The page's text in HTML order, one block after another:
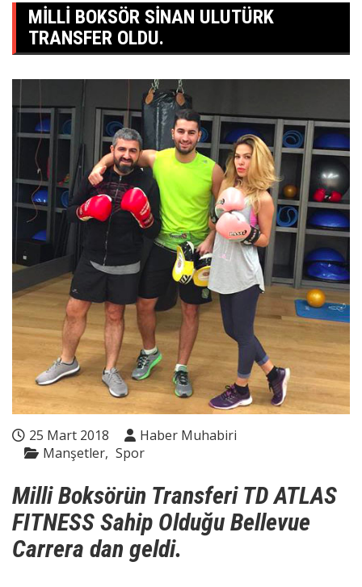
MILLI BOKSÖR SINAN ULUTÜRK
TRANSFER OLDU.
25 Mart 2018
Haber Muhabiri
Manşetler Spor
Milli Boksörün Transferi TD ATLAS
FITNESS Sahip Olduğu Bellevue
Carrera dan geldi.